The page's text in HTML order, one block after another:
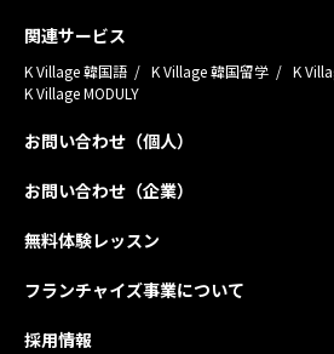
関連サービス
K Village 韓国語 K Village 韓国留学
K
K Village MODULY
お問い合わせ（個人）
お問い合わせ（企業）
無料体験レッスン
フランチャイズ事業について
採用情報